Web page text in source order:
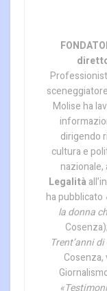
Molise ha
dirigendo
cultura e
nazionale,
Legalità
ha pubblicato
la donna
Trent’anni